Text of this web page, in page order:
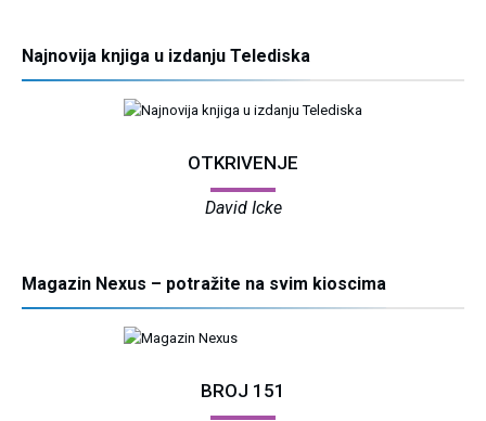
Najnovija knjiga u izdanju Telediska
OTKRIVENJE
David Icke
Magazin Nexus – potražite na svim kioscima
BROJ 151